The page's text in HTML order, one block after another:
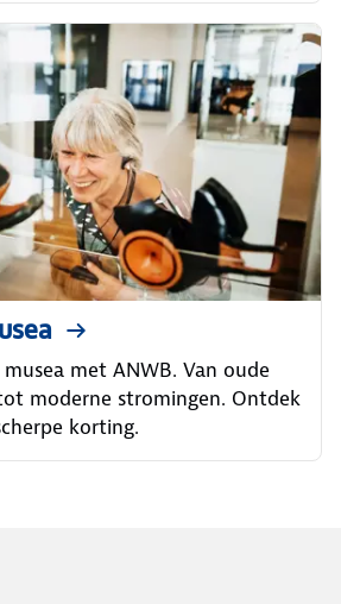
met ANWB. Van oude
moderne stromingen. Ontdek
korting.